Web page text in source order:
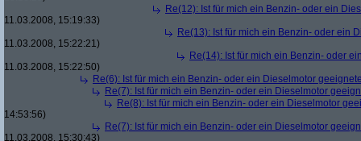
Re(12): Ist für mich ein Benzin- oder ein
11.03.2008, 15:19:33)
Re(13): Ist für mich ein Benzin- oder ein
11.03.2008, 15:22:21)
Re(14): Ist für mich ein Benzin- oder
11.03.2008, 15:22:50)
Re(6): Ist für mich ein Benzin- oder ein Dieselmotor
Re(7): Ist für mich ein Benzin- oder ein Dieselmotor
Re(8): Ist für mich ein Benzin- oder ein Dieselmotor
14:53:56)
Re(7): Ist für mich ein Benzin- oder ein Dieselmotor
11.03.2008, 15:30:43)